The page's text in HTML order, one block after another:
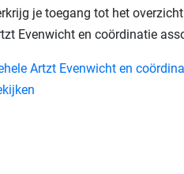
je toegang tot het
Evenwicht en coördinatie
Artzt Evenwicht en